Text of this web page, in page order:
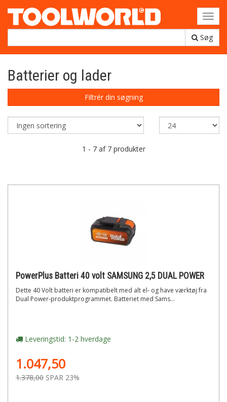
Søg
Batterier og lader
Filtrér din søgning
1 - 7 af 7 produkter
PowerPlus Batteri 40 volt SAMSUNG 2,5 DUAL POWER
Dette 40 Volt batteri er kompatibelt med alt el- og have værktøj fra
Dual Power-produktprogrammet. Batteriet med Sams...
Leveringstid: 1-2 hverdage
1.047,50
1.378,00 SPAR 23%